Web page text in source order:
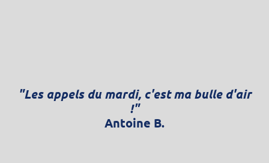
"Les appels du mardi, c'est ma bulle d'air
!"
Antoine B.